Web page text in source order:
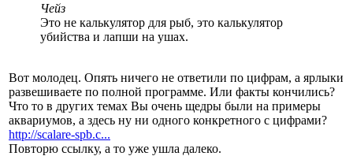
Чейз
Это не калькулятор для рыб, это калькулятор
убийства и лапши на ушах.
Вот молодец. Опять ничего не ответили по цифрам, а ярлыки
развешиваете по полной программе. Или факты кончились?
Что то в других темах Вы очень щедры были на примеры
аквариумов, а здесь ну ни одного конкретного с цифрами?
http://scalare-spb.c...
Повторю ссылку, а то уже ушла далеко.